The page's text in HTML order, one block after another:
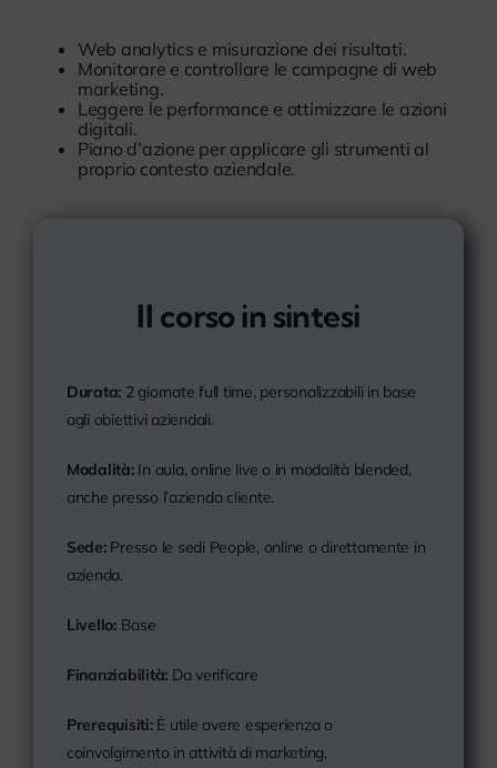
Web analytics e misurazione dei risultati.
Monitorare e controllare le campagne di web
marketing.
Leggere le performance e ottimizzare le azioni
digitali.
Piano d’azione per applicare gli strumenti al
proprio contesto aziendale.
Il corso in sintesi
Durata: 2 giornate full time, personalizzabili in base
agli obiettivi aziendali.
Modalità:In aula, online live o in modalità blended,
anche presso l’azienda cliente.
Sede:Presso le sedi People, online o direttamente in
azienda.
Livello:Base
Finanziabilità: Da verificare
Prerequisiti:È utile avere esperienza o
coinvolgimento in attività di marketing,